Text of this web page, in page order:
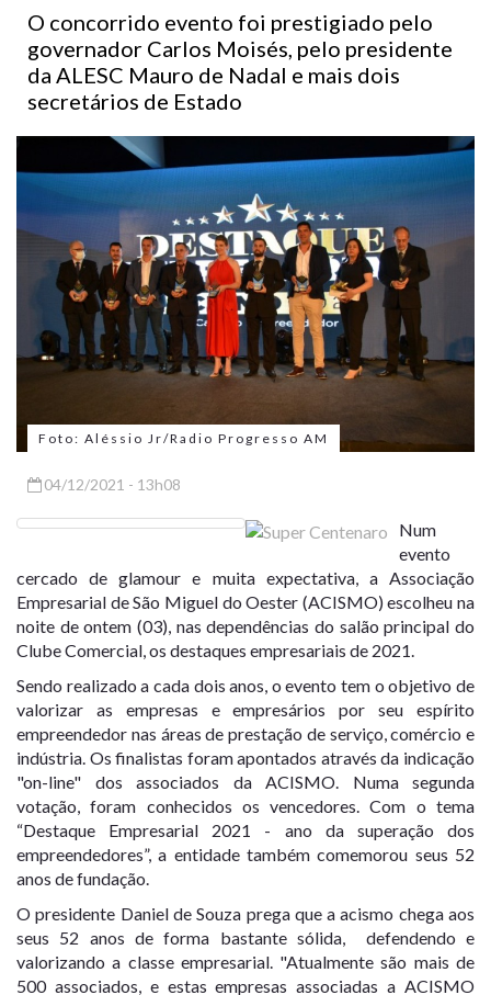
O concorrido evento foi prestigiado pelo
governador Carlos Moisés, pelo presidente
da ALESC Mauro de Nadal e mais dois
secretários de Estado
Foto: Aléssio Jr/Radio Progresso AM
04/12/2021 - 13h08
Num
evento
cercado de glamour e muita expectativa, a Associação
Empresarial de São Miguel do Oester (ACISMO) escolheu na
noite de ontem (03), nas dependências do salão principal do
Clube Comercial, os destaques empresariais de 2021.
Sendo realizado a cada dois anos, o evento tem o objetivo de
valorizar as empresas e empresários por seu espírito
empreendedor nas áreas de prestação de serviço, comércio e
indústria. Os finalistas foram apontados através da indicação
"on-line" dos associados da ACISMO. Numa segunda
votação, foram conhecidos os vencedores. Com o tema
“Destaque Empresarial 2021 - ano da superação dos
empreendedores”, a entidade também comemorou seus 52
anos de fundação.
O presidente Daniel de Souza prega que a acismo chega aos
seus 52 anos de forma bastante sólida, defendendo e
valorizando a classe empresarial. "Atualmente são mais de
500 associados, e estas empresas associadas a ACISMO